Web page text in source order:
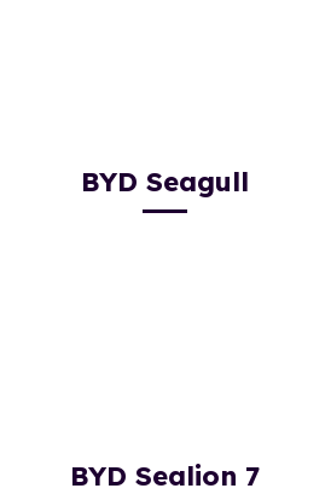
BYD Seagull
BYD Sealion 7